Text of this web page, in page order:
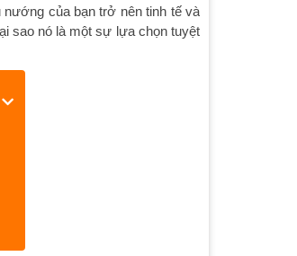
nướng của bạn trở nên tinh tế và
sao nó là một sự lựa chọn tuyệt